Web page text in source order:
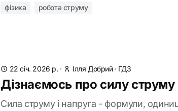
фізика робота струму
22 січ. 2026 р. · Ілля Добрий· ГДЗ
Дізнаємось про силу струму
Сила струму і напруга - формули,